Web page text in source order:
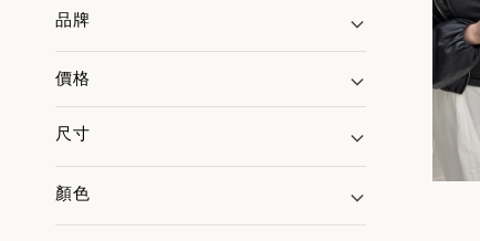
品牌
價格
尺寸
顏色